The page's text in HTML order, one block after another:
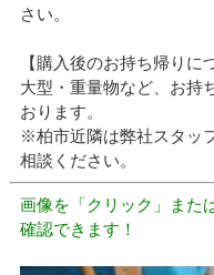
さい。
【購入後のお持ち帰りに
大型・重量物など、お持
おります。
※柏市近隣は弊社スタッ
相談ください。
画像を「クリック」また
確認できます！